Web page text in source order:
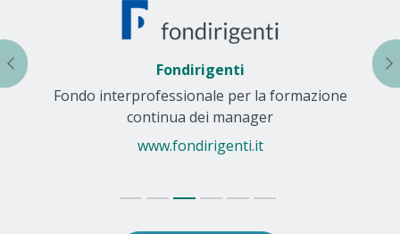
Fondirigenti
Fondo interprofessionale per la formazione
continua dei manager
www.fondirigenti.it